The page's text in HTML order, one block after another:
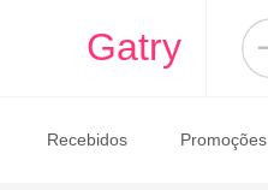
Gatry
Recebidos Promoções